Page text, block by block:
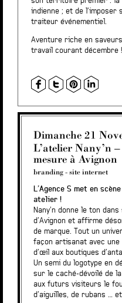
indienne ; et de l’imposer
traiteur événementiel.
Aventure riche en
travail courant décembre !
Dimanche 21
L’atelier Nany’n
mesure à Avignon
branding - site internet
L’Agence S met en
atelier !
Nany’n donne le ton
d’Avignon et affirme
de marque. Tout un
façon artisanat avec
d’œil aux boutiques
Un semi du logotype en
sur le caché-dévoilé de
aux futurs visiteurs le
d’aiguilles, de rubans … et